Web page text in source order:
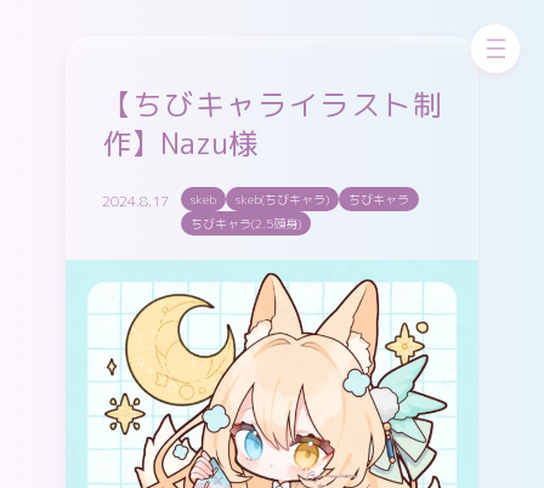
pixivFANBOX WORKS GALLERY
X（twitter） Cara Instagram
pixiv misskey Bluesky
【ちびキャライラスト制
作】Nazu様
2024.8.17 skeb skeb(ちびキャラ)
ちびキャラ
ちびキャラ(2.5頭身)